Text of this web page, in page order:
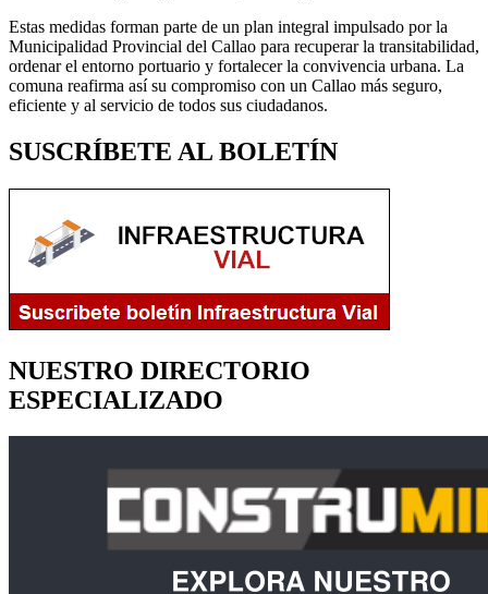
Estas medidas forman parte de un plan integral impulsado por la
Municipalidad Provincial del Callao para recuperar la transitabilidad,
ordenar el entorno portuario y fortalecer la convivencia urbana. La
comuna reafirma así su compromiso con un Callao más seguro,
eficiente y al servicio de todos sus ciudadanos.
SUSCRÍBETE AL BOLETÍN
NUESTRO DIRECTORIO
ESPECIALIZADO